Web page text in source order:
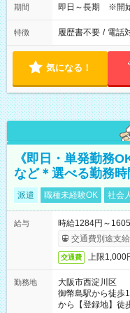
期間 即日～長期 ※開
特徴 履歴書不要 / 電話
気になる！
《即日・単発勤務
など＊選べる勤務
派遣 職種未経験OK 社会
給与
時給1284円～
交通費別途支
交通費 上限1,000
勤務地
大阪市西淀川区
御幣島駅から徒歩
から【登録地】徒